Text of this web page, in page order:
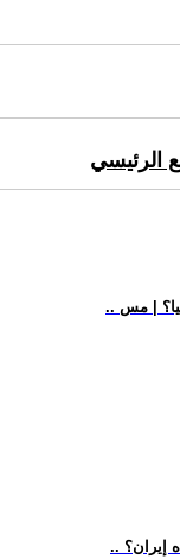
الرئيسي
| مس
إيران؟